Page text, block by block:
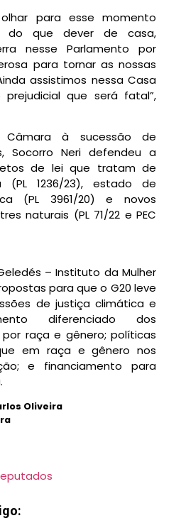
olhar para esse momento
do que dever de casa,
nesse Parlamento por
para tornar as nossas
assistimos nessa Casa
que será fatal”,
à sucessão de
Socorro Neri defendeu a
de lei que tratam de
(PL 1236/23), estado de
(PL 3961/20) e novos
naturais (PL 71/22 e PEC
– Instituto da Mulher
para que o G20 leve
de justiça climática e
diferenciado dos
raça e gênero; políticas
em raça e gênero nos
e financiamento para
Oliveira